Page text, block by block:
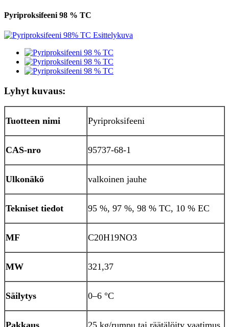
Pyriproksifeeni 98 % TC
Lyhyt kuvaus:
Tuotteen nimi Pyriproksifeeni
CAS-nro 95737-68-1
Ulkonäkö valkoinen jauhe
Tekniset tiedot 95 %, 97 %, 98 % TC, 10 % EC
MF C20H19NO3
MW 321,37
Säilytys 0–6 °C